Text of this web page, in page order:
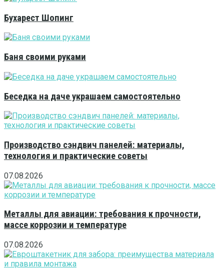
Бухарест Шопинг
Баня своими руками
Беседка на даче украшаем самостоятельно
Производство сэндвич панелей: материалы,
технология и практические советы
07.08.2026
Металлы для авиации: требования к прочности,
массе коррозии и температуре
07.08.2026